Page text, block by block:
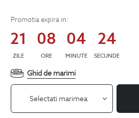
Promotia expira in:
21
ZILE
08
ORE
04
MINUTE
23
SECUNDE
Ghid de marimi
Selectati marimea